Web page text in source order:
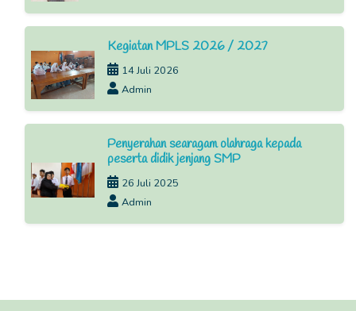
Kegiatan MPLS 2026 / 2027
14 Juli 2026
Admin
Penyerahan searagam olahraga kepada
peserta didik jenjang SMP
26 Juli 2025
Admin